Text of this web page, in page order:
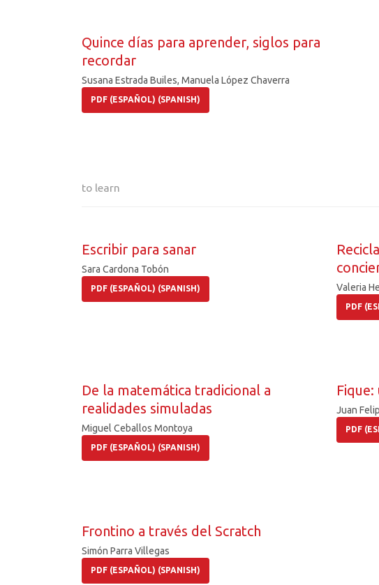
Quince días para aprender, siglos para
recordar
Susana Estrada Builes, Manuela López Chaverra
PDF (ESPAÑOL) (SPANISH)
to learn
Escribir para sanar
Sara Cardona Tobón
PDF (ESPAÑOL) (SPANISH) Valeria
PDF
De la matemática tradicional a
realidades simuladas
Miguel Ceballos Montoya
PDF (ESPAÑOL) (SPANISH)
Juan
PDF
Frontino a través del Scratch
Simón Parra Villegas
PDF (ESPAÑOL) (SPANISH)